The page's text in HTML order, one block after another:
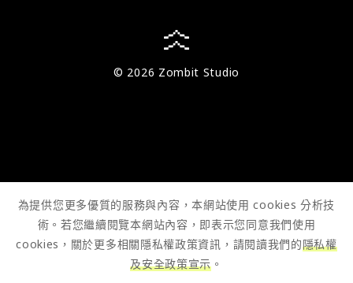
© 2026 Zombit Studio
為提供您更多優質的服務與內容，本網站使用 cookies 分析技
術。若您繼續閱覽本網站內容，即表示您同意我們使用
cookies，關於更多相關隱私權政策資訊，請閱讀我們的隱私權
及安全政策宣示 。